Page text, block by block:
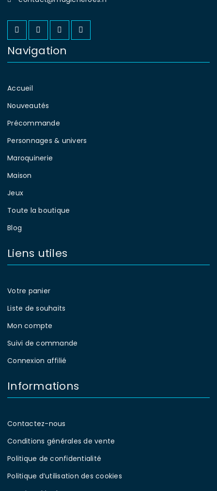
Navigation
Accueil
Nouveautés
Précommande
Personnages & univers
Maroquinerie
Maison
Jeux
Toute la boutique
Blog
Liens utiles
Votre panier
Liste de souhaits
Mon compte
Suivi de commande
Connexion affilié
Informations
Contactez-nous
Conditions générales de vente
Politique de confidentialité
Politique d’utilisation des cookies